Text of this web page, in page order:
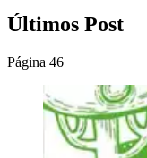
Últimos Post
Página 46